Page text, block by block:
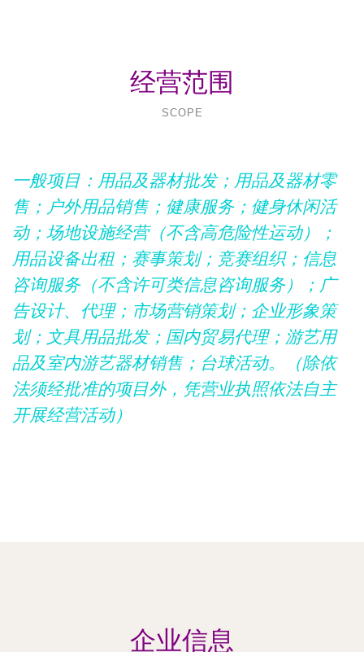
经营范围
SCOPE
一般项目：用品及器材批发；用品及器材零
售；户外用品销售；健康服务；健身休闲活
动；场地设施经营（不含高危险性运动）；
用品设备出租；赛事策划；竞赛组织；信息
咨询服务（不含许可类信息咨询服务）；广
告设计、代理；市场营销策划；企业形象策
划；文具用品批发；国内贸易代理；游艺用
品及室内游艺器材销售；台球活动。（除依
法须经批准的项目外，凭营业执照依法自主
开展经营活动）
企业信息